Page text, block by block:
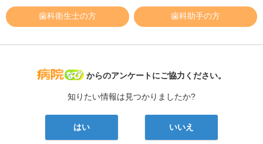
歯科衛生士の方 歯科助手の方
病院なび
からのアンケートにご協力ください。
知りたい情報は見つかりましたか?
はい いいえ